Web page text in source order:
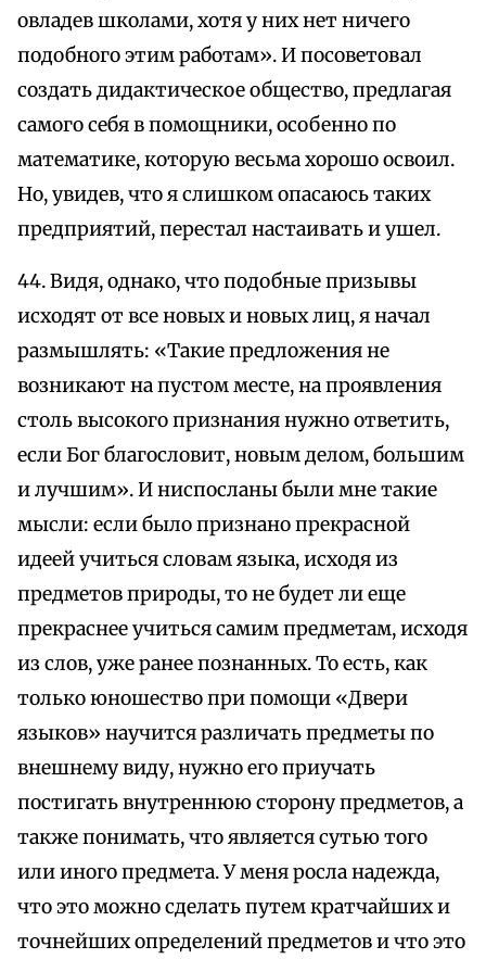
овладев школами, хотя у них нет ничего
подобного этим работам». И посоветовал
создать дидактическое общество, предлагая
самого себя в помощники, особенно по
математике, которую весьма хорошо освоил.
Но, увидев, что я слишком опасаюсь таких
предприятий, перестал настаивать и ушел.
44. Видя, однако, что подобные призывы
исходят от все новых и новых лиц, я начал
размышлять: «Такие предложения не
возникают на пустом месте, на проявления
столь высокого признания нужно ответить,
если Бог благословит, новым делом, большим
и лучшим». И ниспосланы были мне такие
мысли: если было признано прекрасной
идеей учиться словам языка, исходя из
предметов природы, то не будет ли еще
прекраснее учиться самим предметам, исходя
из слов, уже ранее познанных. То есть, как
только юношество при помощи «Двери
языков» научится различать предметы по
внешнему виду, нужно его приучать
постигать внутреннюю сторону предметов, а
также понимать, что является сутью того
или иного предмета. У меня росла надежда,
что это можно сделать путем кратчайших и
точнейших определений предметов и что это